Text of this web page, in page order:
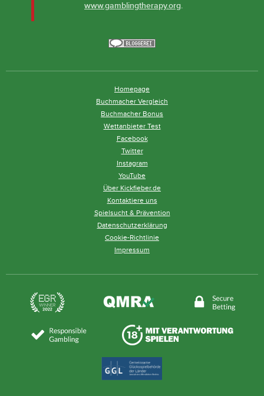
www.gamblingtherapy.org.
Homepage
Buchmacher Vergleich
Buchmacher Bonus
Wettanbieter Test
Facebook
Twitter
Instagram
YouTube
Über Kickfieber.de
Kontaktiere uns
Spielsucht & Prävention
Datenschutzerklärung
Cookie-Richtlinie
Impressum